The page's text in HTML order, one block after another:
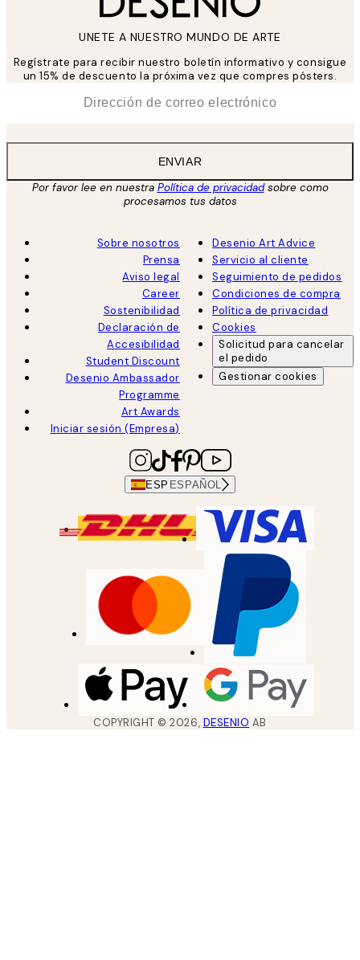
UNETE A NUESTRO MUNDO DE ARTE
Regístrate para recibir nuestro boletín informativo y consigue
un 15% de descuento la próxima vez que compres pósters.
ENVIAR
Por favor lee en nuestra Política de privacidadsobre como
procesamos tus datos
Sobre nosotros
Prensa
Aviso legal
Career
Sostenibilidad
Declaración de
Accesibilidad
Student Discount
Desenio Ambassador
Programme
Art Awards
Iniciar sesión (Empresa)
Desenio Art Advice
Servicio al cliente
Seguimiento de pedidos
Condiciones de compra
Política de privacidad
Cookies
Solicitud para cancelar
el pedido
Gestionar cookies
ESP ESPAÑOL
COPYRIGHT ©2026, DESENIO AB